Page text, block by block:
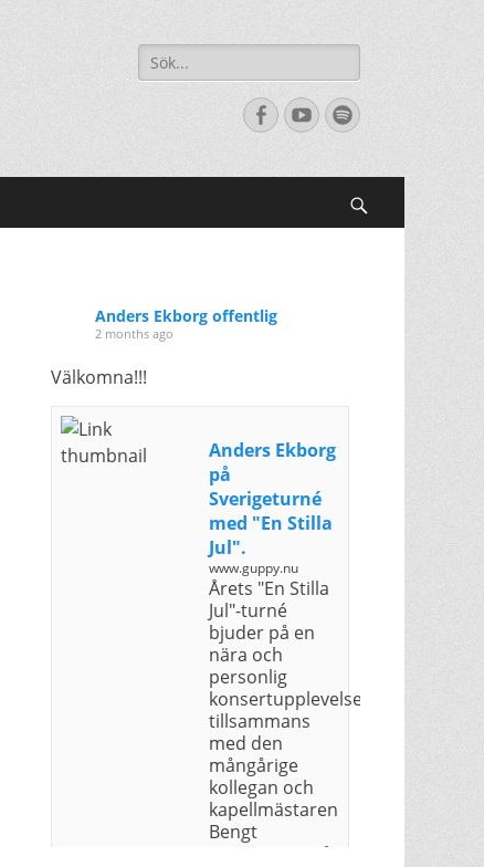
Sök
efter:
Facebook
YouTubeSpotify
Anders Ekborg offentlig
2 months ago
Välkomna!!!
Anders Ekborg
på
Sverigeturné
med "En Stilla
Jul".
www.guppy.nu
Årets "En Stilla
Jul"-turné
bjuder på en
nära och
personlig
konsertupplevelse
tillsammans
med den
mångårige
kollegan och
kapellmästaren
Bengt
Magnusson på